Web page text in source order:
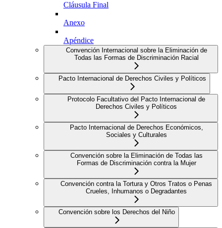
Cláusula Final
Anexo
Apéndice
Convención Internacional sobre la Eliminación de
Todas las Formas de Discriminación Racial
Pacto Internacional de Derechos Civiles y Políticos
Protocolo Facultativo del Pacto Internacional de
Derechos Civiles y Políticos
Pacto Internacional de Derechos Económicos,
Sociales y Culturales
Convención sobre la Eliminación de Todas las
Formas de Discriminación contra la Mujer
Convención contra la Tortura y Otros Tratos o Penas
Crueles, Inhumanos o Degradantes
Convención sobre los Derechos del Niño